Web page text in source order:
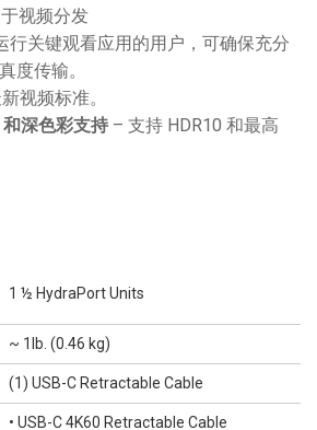
视频分发
行关键观看应用的用户，可确保充分
度传输。
视频标准。
深色彩支持 – 支持 HDR10 和最高
1 ½ HydraPort Units
~ 1lb. (0.46 kg)
(1) USB-C Retractable Cable
• USB-C 4K60 Retractable Cable